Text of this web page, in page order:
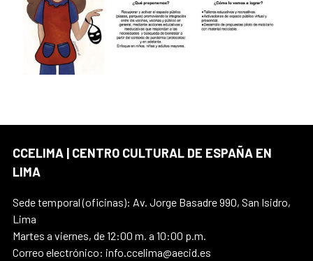
CCELIMA | CENTRO CULTURAL DE ESPAÑA EN
LIMA
Sede temporal (oficinas): Av. Jorge Basadre 990, San Isidro,
Lima
Martes a viernes, de 12:00 m. a 10:00 p.m.
Correo electrónico: info.ccelima@aecid.es